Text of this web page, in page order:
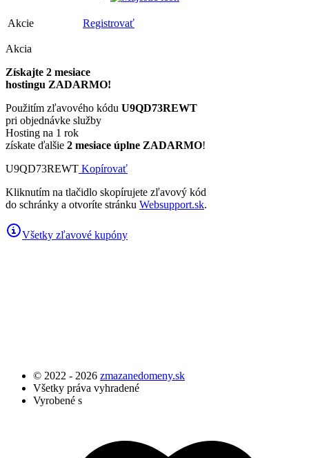
Akcie Registrovať
Akcia
Získajte 2 mesiace
hostingu ZADARMO!
Použitím zľavového kódu U9QD73REWT
pri objednávke služby
Hosting na 1 rok
získate ďalšie 2 mesiace úplne ZADARMO!
U9QD73REWT Kopírovať
Kliknutím na tlačidlo skopírujete zľavový kód
do schránky a otvoríte stránku Websupport.sk.
Všetky zľavové kupóny
© 2022 - 2026 zmazanedomeny.sk
Všetky práva vyhradené
Vyrobené s